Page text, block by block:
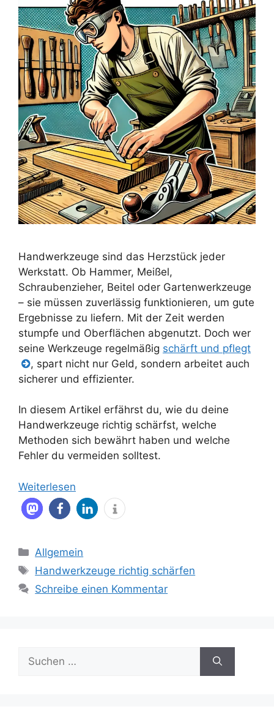
Handwerkzeuge sind das Herzstück jeder
Werkstatt. Ob Hammer, Meißel,
Schraubenzieher, Beitel oder Gartenwerkzeuge
– sie müssen zuverlässig funktionieren, um gute
Ergebnisse zu liefern. Mit der Zeit werden
stumpfe und Oberflächen abgenutzt. Doch wer
seine Werkzeuge regelmäßig schärft und pflegt
, spart nicht nur Geld, sondern arbeitet auch
sicherer und effizienter.
In diesem Artikel erfährst du, wie du deine
Handwerkzeuge richtig schärfst, welche
Methoden sich bewährt haben und welche
Fehler du vermeiden solltest.
Weiterlesen
Kategorien
Allgemein
Schlagwörter
Handwerkzeuge richtig schärfen
Schreibe einen Kommentar
nach: